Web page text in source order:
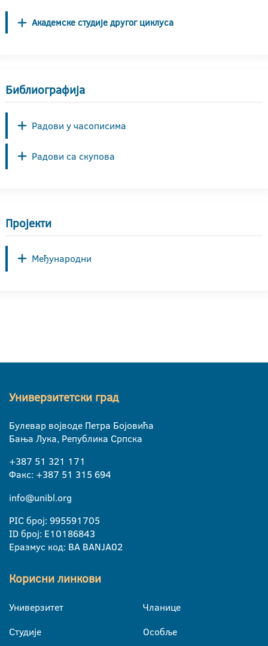
Академске студије другог циклуса
Библиографија
Радови у часописима
Радови са скупова
Пројекти
Међународни
Универзитетски град
Булевар војводе Петра Бојовића
Бања Лука, Република Српска
+387 51 321 171
Факс: +387 51 315 694
info@unibl.org
PIC број: 995591705
ID број: E10186843
Еразмус код: BA BANJA02
Корисни линкови
Универзитет
Студије
Чланице
Особље